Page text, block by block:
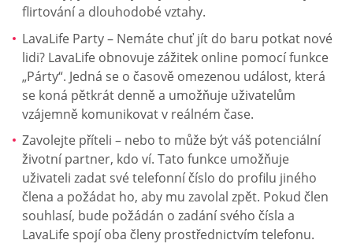
flirtování a dlouhodobé vztahy.
LavaLife Party – Nemáte chuť jít do baru potkat nové
lidi? LavaLife obnovuje zážitek online pomocí funkce
„Párty“. Jedná se o časově omezenou událost, která
se koná pětkrát denně a umožňuje uživatelům
vzájemně komunikovat v reálném čase.
Zavolejte příteli – nebo to může být váš potenciální
životní partner, kdo ví. Tato funkce umožňuje
uživateli zadat své telefonní číslo do profilu jiného
člena a požádat ho, aby mu zavolal zpět. Pokud člen
souhlasí, bude požádán o zadání svého čísla a
LavaLife spojí oba členy prostřednictvím telefonu.